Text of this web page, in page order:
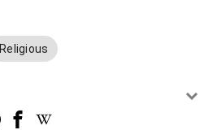
Religious